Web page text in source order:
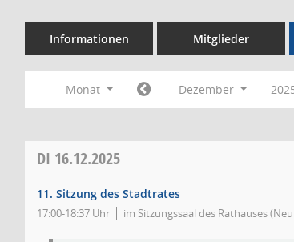
Informationen Mitglieder
Monat Dezember
DI 16.12.2025
11. Sitzung des Stadtrates
17:00-18:37 Uhr im Sitzungssaal des Rathauses